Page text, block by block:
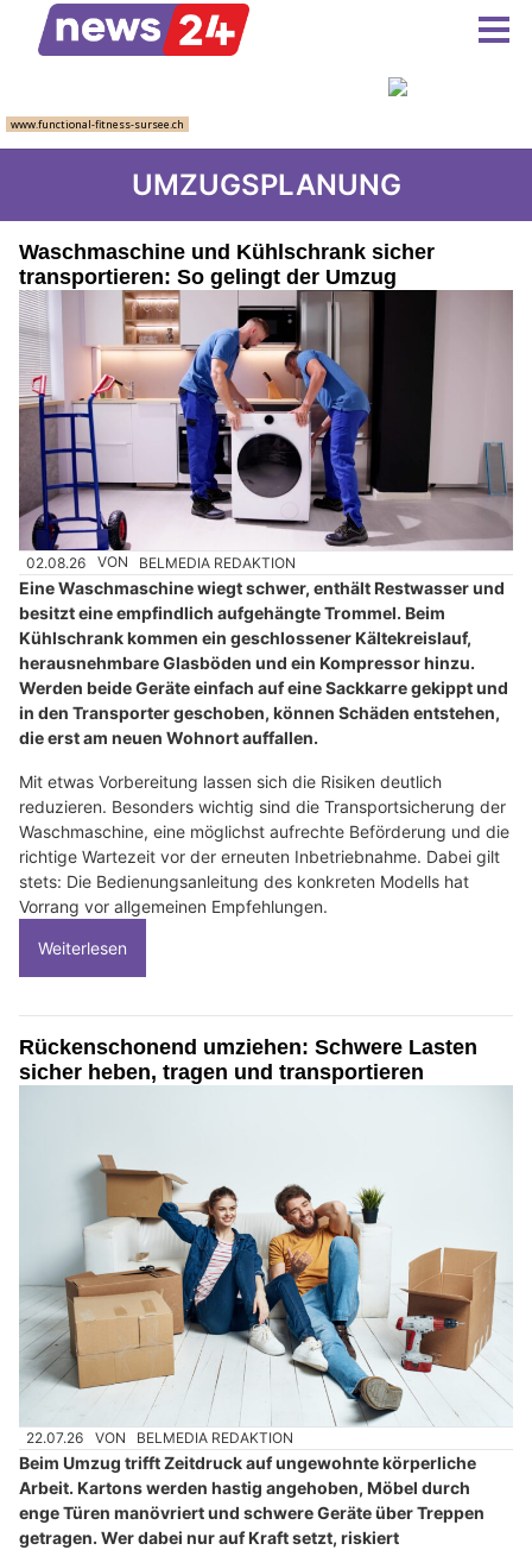
UMZUGSPLANUNG
Waschmaschine und Kühlschrank sicher
transportieren: So gelingt der Umzug
02.08.26 VON BELMEDIA REDAKTION
Eine Waschmaschine wiegt schwer, enthält Restwasser und
besitzt eine empfindlich aufgehängte Trommel. Beim
Kühlschrank kommen ein geschlossener Kältekreislauf,
herausnehmbare Glasböden und ein Kompressor hinzu.
Werden beide Geräte einfach auf eine Sackkarre gekippt und
in den Transporter geschoben, können Schäden entstehen,
die erst am neuen Wohnort auffallen.
Mit etwas Vorbereitung lassen sich die Risiken deutlich
reduzieren. Besonders wichtig sind die Transportsicherung der
Waschmaschine, eine möglichst aufrechte Beförderung und die
richtige Wartezeit vor der erneuten Inbetriebnahme. Dabei gilt
stets: Die Bedienungsanleitung des konkreten Modells hat
Vorrang vor allgemeinen Empfehlungen.
Weiterlesen
Rückenschonend umziehen: Schwere Lasten
sicher heben, tragen und transportieren
22.07.26 VON BELMEDIA REDAKTION
Beim Umzug trifft Zeitdruck auf ungewohnte körperliche
Arbeit. Kartons werden hastig angehoben, Möbel durch
enge Türen manövriert und schwere Geräte über Treppen
getragen. Wer dabei nur auf Kraft setzt, riskiert